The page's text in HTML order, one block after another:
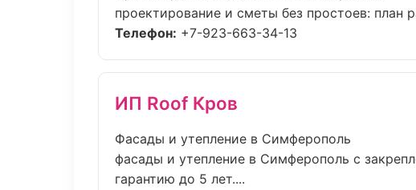
проектирование и сметы без простоев: план
Телефон: +7-923-663-34-13
ИП Roof Кров
Фасады и утепление в Симферополь
фасады и утепление в Симферополь с
гарантию до 5 лет....